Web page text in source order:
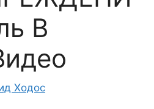
В
Ходос